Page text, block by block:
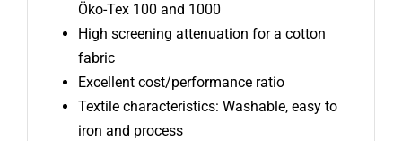
Öko-Tex 100 and 1000
High screening attenuation for a cotton
fabric
Excellent cost/performance ratio
Textile characteristics: Washable, easy to
iron and process